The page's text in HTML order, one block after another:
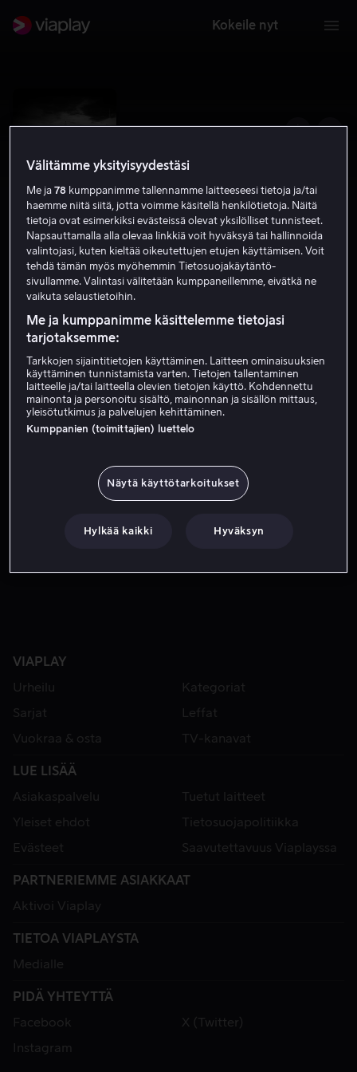
Kokeile nyt
Suits - pukumiehet
Tilaa nyt
Tähtijuristi Harvey Specter tekee riskialttiin siirron
Tähtijuristi Harvey Specter tekee riskialttiin siirron
mutta epämotivoituneen yliopiston keskeyttäneen
Gabriel Macht Patrick J. Adams
VIAPLAY
Urheilu
Kategoriat
Sarjat
Leffat
Vuokraa & osta
TV-kanavat
LUE LISÄÄ
Asiakaspalvelu
Tuetut laitteet
Yleiset ehdot
Tietosuojapolitiikka
Evästeet
Saavutettavuus Viaplayssa
PARTNERIEMME ASIAKKAAT
Aktivoi Viaplay
TIETOA VIAPLAYSTA
Medialle
PIDÄ YHTEYTTÄ
Facebook
X (Twitter)
Instagram
Välitämme yksityisyydestäsi
Me ja78 kumppanimme tallennamme laitteeseesi tietoja ja/tai
haemme niitä siitä, jotta voimme käsitellä henkilötietoja. Näitä
tietoja ovat esimerkiksi evästeissä olevat yksilölliset tunnisteet.
Napsauttamalla alla olevaa linkkiä voit hyväksyä tai hallinnoida
valintojasi, kuten kieltää oikeutettujen etujen käyttämisen. Voit
tehdä tämän myös myöhemmin Tietosuojakäytäntö-
sivullamme. Valintasi välitetään kumppaneillemme, eivätkä ne
vaikuta selaustietoihin.
Me ja kumppanimme käsittelemme tietojasi
tarjotaksemme:
Tarkkojen sijaintitietojen käyttäminen. Laitteen ominaisuuksien
käyttäminen tunnistamista varten. Tietojen tallentaminen
laitteelle ja/tai laitteella olevien tietojen käyttö. Kohdennettu
mainonta ja personoitu sisältö, mainonnan ja sisällön mittaus,
yleisötutkimus ja palvelujen kehittäminen.
Kumppanien (toimittajien) luettelo
Näytä käyttötarkoitukset
Hylkää kaikki Hyväksyn